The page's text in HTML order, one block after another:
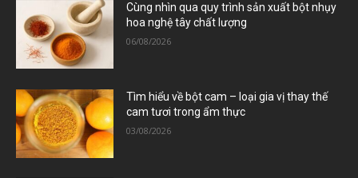
Cùng nhìn qua quy trình sản xuất bột nhụy
hoa nghệ tây chất lượng
06/08/2026
Tìm hiểu về bột cam – loại gia vị thay thế
cam tươi trong ẩm thực
03/08/2026